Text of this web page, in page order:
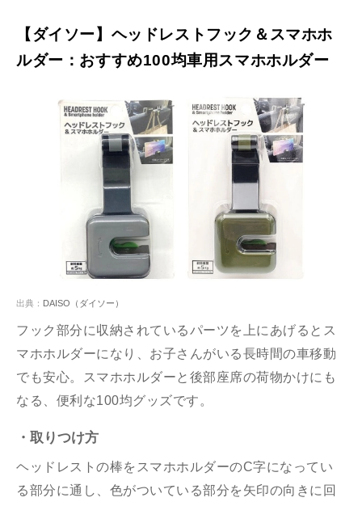
【ダイソー】ヘッドレストフック＆スマホホ
ルダー：おすすめ100均車用スマホホルダー
出典： DAISO（ダイソー）
フック部分に収納されているパーツを上にあげるとス
マホホルダーになり、お子さんがいる長時間の車移動
でも安心。スマホホルダーと後部座席の荷物かけにも
なる、便利な100均グッズです。
・取りつけ方
ヘッドレストの棒をスマホホルダーのC字になってい
る部分に通し、色がついている部分を矢印の向きに回